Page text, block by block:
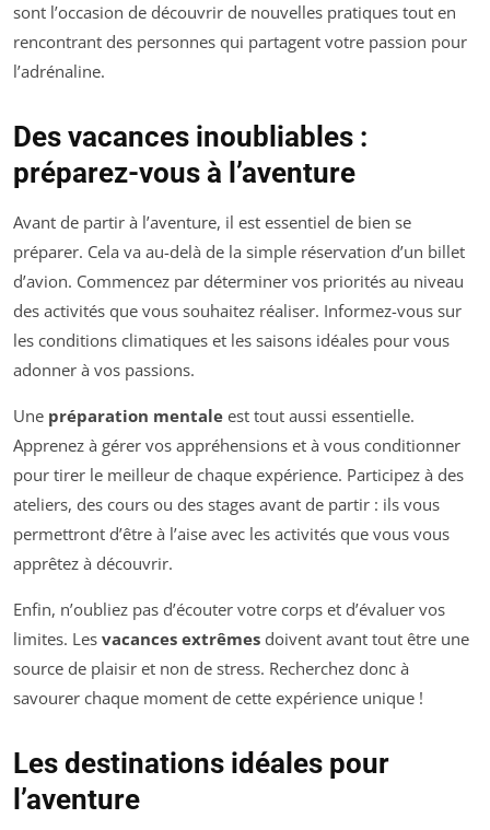
sont l’occasion de découvrir de nouvelles pratiques tout en
rencontrant des personnes qui partagent votre passion pour
l’adrénaline.
Des vacances inoubliables :
préparez-vous à l’aventure
Avant de partir à l’aventure, il est essentiel de bien se
préparer. Cela va au-delà de la simple réservation d’un billet
d’avion. Commencez par déterminer vos priorités au niveau
des activités que vous souhaitez réaliser. Informez-vous sur
les conditions climatiques et les saisons idéales pour vous
adonner à vos passions.
Une préparation mentale est tout aussi essentielle.
Apprenez à gérer vos appréhensions et à vous conditionner
pour tirer le meilleur de chaque expérience. Participez à des
ateliers, des cours ou des stages avant de partir : ils vous
permettront d’être à l’aise avec les activités que vous vous
apprêtez à découvrir.
Enfin, n’oubliez pas d’écouter votre corps et d’évaluer vos
limites. Les vacances extrêmes doivent avant tout être une
source de plaisir et non de stress. Recherchez donc à
savourer chaque moment de cette expérience unique !
Les destinations idéales pour
l’aventure